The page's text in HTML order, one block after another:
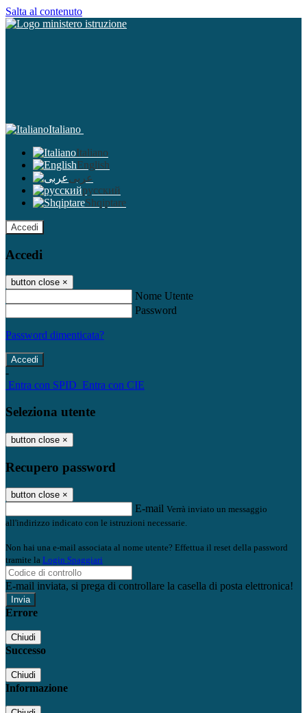
Salta al contenuto
Italiano
Italiano
English
عربى
русский
Shqiptare
Accedi
Accedi
button close ×
Nome Utente
Password
Password dimenticata?
-
Entra con SPID Entra con CIE
Seleziona utente
button close ×
Recupero password
button close ×
E-mail Verrà inviato un messaggio
all'indirizzo indicato con le istruzioni necessarie.
Non hai una e-mail associata al nome utente? Effettua il reset della password
tramite la Login Spaggiari
E-mail inviata, si prega di controllare la casella di posta elettronica!
Errore
Chiudi
Successo
Chiudi
Informazione